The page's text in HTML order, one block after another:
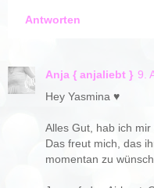
Antworten
Anja { anjaliebt } 9.
Hey Yasmina ♥
Alles Gut, hab ich
Das freut mich, das
momentan zu